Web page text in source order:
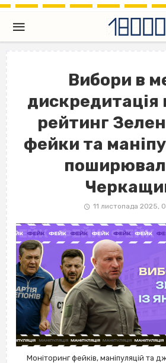
Вибори в
дискредитація
рейтинг
фейки та
11 листопада 2025,
Моніторинг фейків, маніпуляцій та